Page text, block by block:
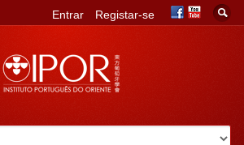
Entrar Registar-se